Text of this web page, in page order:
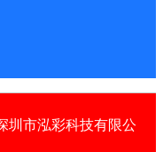
圳市泓彩科技有限公